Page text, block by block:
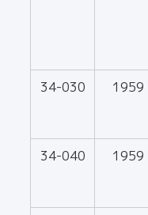
34-030 1959
34-040 1959